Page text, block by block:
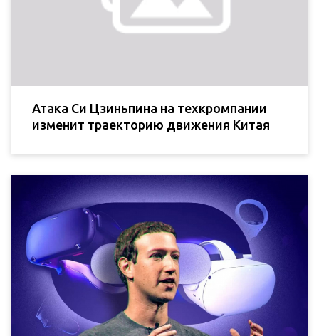
Атака Си Цзиньпина на техкромпании
изменит траекторию движения Китая